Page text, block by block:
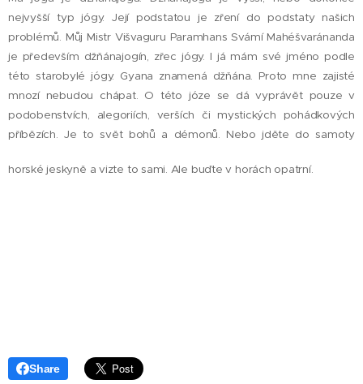
nejvyšší typ jógy. Její podstatou je zření do podstaty našich
problémů. Můj Mistr Višvaguru Paramhans Svámí Mahéšvaránanda
je především džňánajogín, zřec jógy. I já mám své jméno podle
této starobylé jógy. Gyana znamená džňána. Proto mne zajisté
mnozí nebudou chápat. O této józe se dá vyprávět pouze v
podobenstvích, alegoriích, verších či mystických pohádkových
příbězích. Je to svět bohů a démonů. Nebo jděte do samoty
horské jeskyně a vizte to sami. Ale buďte v horách opatrní.
Share